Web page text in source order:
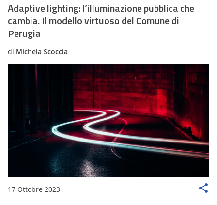
Adaptive lighting: l’illuminazione pubblica che
cambia. Il modello virtuoso del Comune di
Perugia
di Michela Scoccia
17 Ottobre 2023